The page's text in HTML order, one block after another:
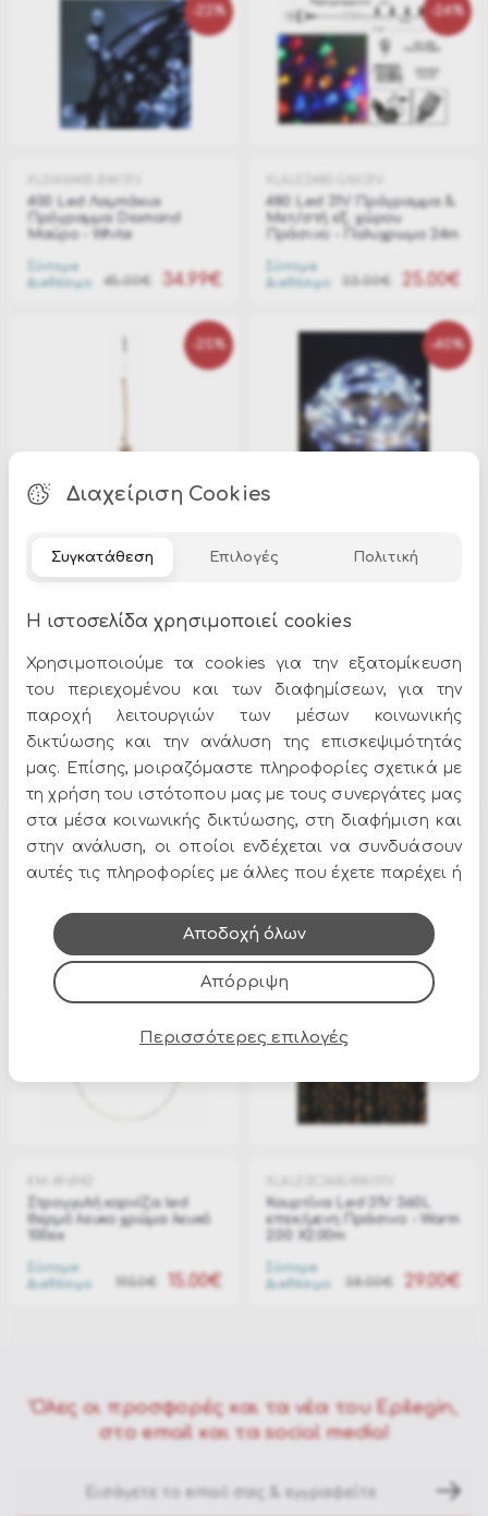
-22%
400 Led Λαμπάκια
Πρόγραμμα Diamond
Μαύρο - White
45.00€ 34.99€
Σύντομα
Διαθέσιμο
-24%
480 Led 31V Πρόγραμμα &
Μετ/στή εξ. χώρου
Πράσινο - Πολυχρωμο 24m
33.00€ 25.00€
Σύντομα
Διαθέσιμο
-25%
κρεμαστό διακοσμητικό
αστεράκι με Led φώς
20.00€ 15.00€
Διαθέσιμο
-40%
Copper 6mm λευκό 10m
Διαθέσιμο
XLAGS11100W
100 Λαμπάκια GS
Επεκτεινόμενο Πράσινο
Σύντομα
Διαθέσιμο
KM-496941
Στρογγυλή κορνίζα led
θερμό λευκο χρώμα λευκό
19.00€
Σύντομα
Στρογγυλή κορνίζα led
θερμό λευκο χρώμα λευκό
100εκ
19.50€ 15.00€
Σύντομα
Διαθέσιμο
Κουρτίνα Led 31V 360L
επεκ/μενη Πράσινο - Warm
2.00 X2.00m
38.00€ 29.00€
Σύντομα
Διαθέσιμο
Όλες οι προσφορές και τα νέα του Epilegin,
στο email και τα social media!
Διαχείριση Cookies
Συγκατάθεση Επιλογές Πολιτική
Η ιστοσελίδα χρησιμοποιεί cookies
Χρησιμοποιούμε τα cookies για την εξατομίκευση
του περιεχομένου και των διαφημίσεων, για την
παροχή λειτουργιών των μέσων κοινωνικής
δικτύωσης και την ανάλυση της επισκεψιμότητάς
μας. Επίσης, μοιραζόμαστε πληροφορίες σχετικά με
τη χρήση του ιστότοπου μας με τους συνεργάτες μας
στα μέσα κοινωνικής δικτύωσης, στη διαφήμιση και
στην ανάλυση, οι οποίοι ενδέχεται να συνδυάσουν
αυτές τις πληροφορίες με άλλες που έχετε παρέχει ή
τους.
Απόρριψη
Αποδοχή όλων
Περισσότερες επιλογές